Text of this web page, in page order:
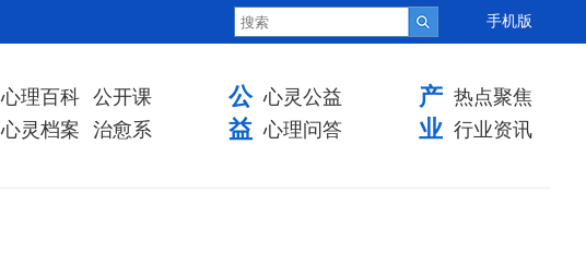
手机版
心理百科 公开课
心灵档案
治愈系
公
益
心灵公益
心理问答
产
业
热点聚焦
行业资讯